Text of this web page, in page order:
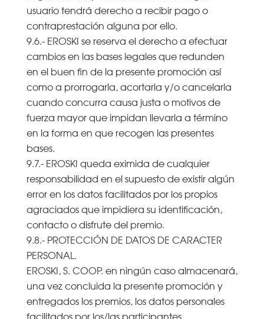
usuario tendrá derecho a recibir pago o
contraprestación alguna por ello.
9.6.- EROSKI se reserva el derecho a efectuar
cambios en las bases legales que redunden
en el buen fin de la presente promoción así
como a prorrogarla, acortarla y/o cancelarla
cuando concurra causa justa o motivos de
fuerza mayor que impidan llevarla a término
en la forma en que recogen las presentes
bases.
9.7.- EROSKI queda eximida de cualquier
responsabilidad en el supuesto de existir algún
error en los datos facilitados por los propios
agraciados que impidiera su identificación,
contacto o disfrute del premio.
9.8.- PROTECCIÓN DE DATOS DE CARACTER
PERSONAL.
EROSKI, S. COOP. en ningún caso almacenará,
una vez concluida la presente promoción y
entregados los premios, los datos personales
facilitados por los/las participantes.